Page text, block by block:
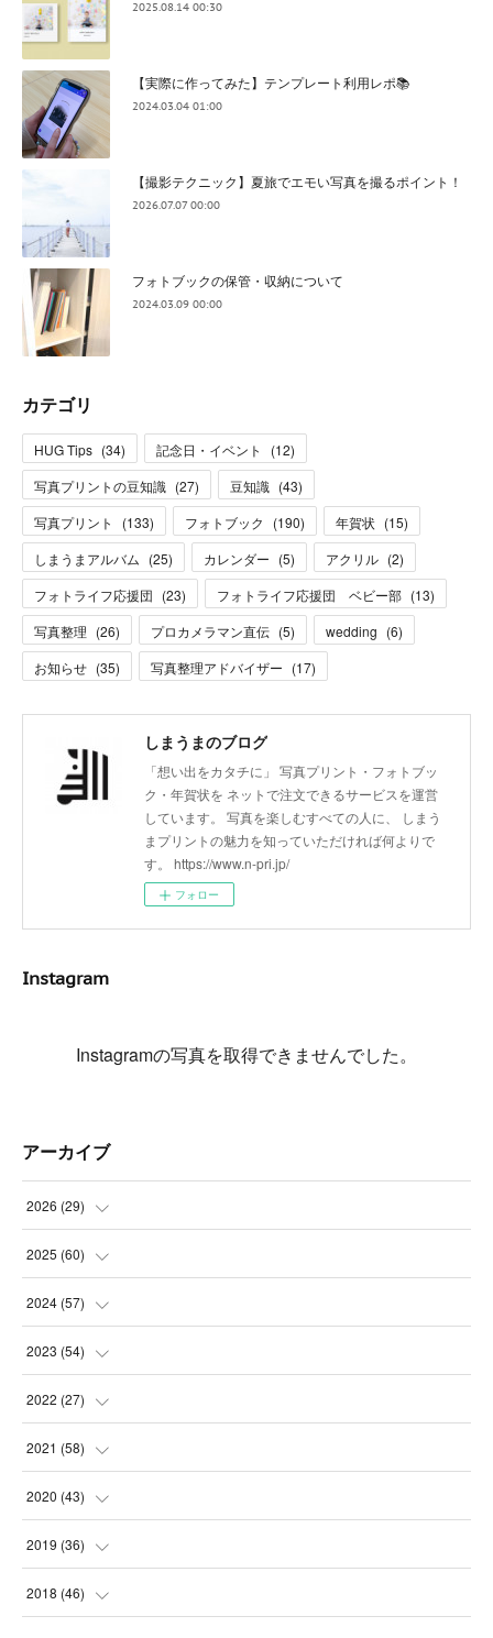
2025.08.14 00:30
【実際に作ってみた】テンプレート利用レポ📚
2024.03.04 01:00
【撮影テクニック】夏旅でエモい写真を撮るポイント！
2026.07.07 00:00
フォトブックの保管・収納について
2024.03.09 00:00
カテゴリ
HUG Tips (34) 記念日・イベント (12)
写真プリントの豆知識 (27) 豆知識 (43)
写真プリント
(133) フォトブック (190) 年賀状 (15)
しまうまアルバム (25) カレンダー (5) アクリル (2)
フォトライフ応援団 (23) フォトライフ応援団 ベビー部 (13)
写真整理 (26) プロカメラマン直伝 (5) wedding (6)
お知らせ (35) 写真整理アドバイザー (17)
しまうまのブログ
「想い出をカタチに」 写真プリント・フォトブッ
ク・年賀状を ネットで注文できるサービスを運営
しています。 写真を楽しむすべての人に、 しまう
まプリントの魅力を知っていただければ何よりで
す。 https://www.n-pri.jp/
フォロー
Instagram
Instagramの写真を取得できませんでした。
アーカイブ
2026 (29)
(5
(3
(7
(6
2025 (60)
(3
(3
(3
(2
2024 (57)
(4
(5
(2
(6
2023 (54)
(6
(8
(9
(6
2022 (27)
(1
(3
(3
(4
2021 (58)
(1
(5
(5
2020 (43)
(5
(8
2019 (36)
(3
2018 (46)